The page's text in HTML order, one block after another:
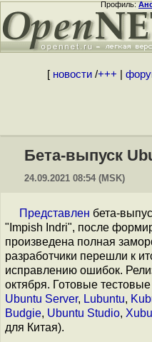
Профиль:
[ новости/+++
Бета-выпуск
24.09.2021 08:54 (MSK)
Представлен бета-
"Impish Indri", после
произведена полная
разработчики перешли к
исправлению ошибок.
октября. Готовые
Ubuntu Server, Lubuntu,
Budgie, Ubuntu Studio,
для Китая).